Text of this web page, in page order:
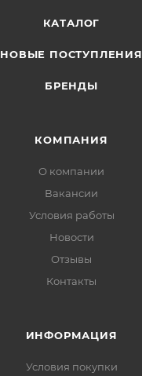
КАТАЛОГ
НОВЫЕ ПОСТУПЛЕНИЯ
БРЕНДЫ
КОМПАНИЯ
О компании
Вакансии
Условия работы
Новости
Отзывы
Контакты
ИНФОРМАЦИЯ
Условия покупки